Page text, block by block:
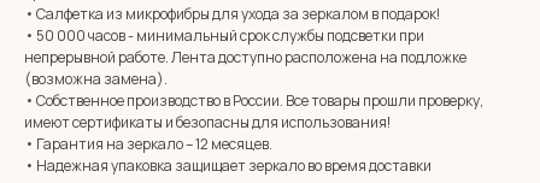
• Салфетка из микрофибры для ухода за зеркалом в подарок!
• 50 000 часов - минимальный срок службы подсветки при
непрерывной работе. Лента доступно расположена на подложке
(возможна замена).
• Собственное производство в России. Все товары прошли проверку,
имеют сертификаты и безопасны для использования!
• Гарантия на зеркало – 12 месяцев.
• Надежная упаковка защищает зеркало во время доставки
MIRROR ROOM
+7 (961) 595-72-73
Адрес: 350037, г. Краснодар,
х. им. Ленина, ДНТ Виктория,
ул. Казачья, д. 2А
zerkala@ksk23.ru